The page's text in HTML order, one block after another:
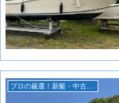
プロの厳選！新艇・中古艇情報！